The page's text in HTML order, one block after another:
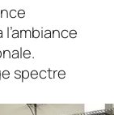
spectre